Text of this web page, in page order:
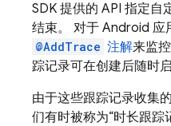
SDK 提供的 API 指定自
结束。 对于 Android 应
@AddTrace 注解来监
踪记录可在创建后随时
由于这些跟踪记录收集
们有时被称为“时长跟踪